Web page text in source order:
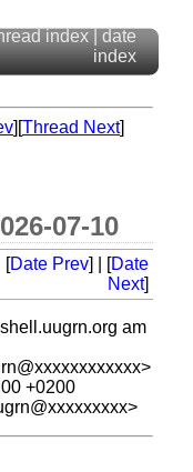
index
date
index
][Thread Next]
07-10
[Date Prev] | [Date
Next]
am
+0200